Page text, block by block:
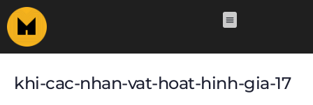
khi-cac-nhan-vat-hoat-hinh-gia-17